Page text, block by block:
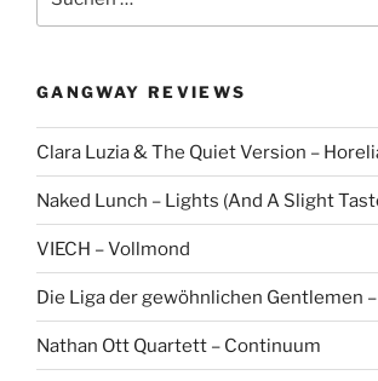
nach:
GANGWAY REVIEWS
Clara Luzia & The Quiet Version –
Naked Lunch – Lights (And A Slight
VIECH – Vollmond
Die Liga der gewöhnlichen Gentlemen
Nathan Ott Quartett – Continuum